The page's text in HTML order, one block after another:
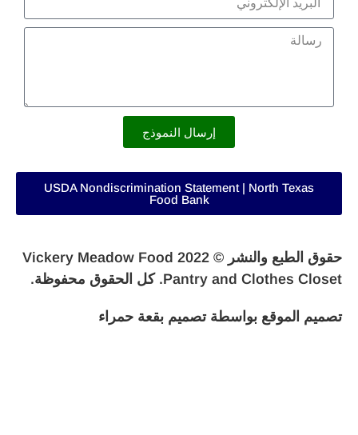
إرسال النموذج
USDA Nondiscrimination Statement | North Texas
Food Bank
حقوق الطبع والنشر © 2022 Vickery Meadow Food
Pantry and Clothes Closet. كل الحقوق محفوظة.
تصميم الموقع بواسطةتصميم بقعة حمراء